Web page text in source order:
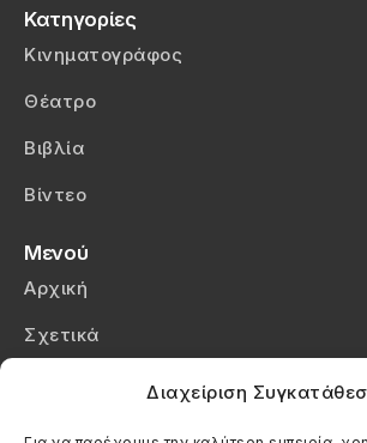
Διαχείριση
Κατηγορίες
Κινηματογράφος
Θέατρο
Βιβλία
Βίντεο
Μενού
Αρχική
Σχετικά